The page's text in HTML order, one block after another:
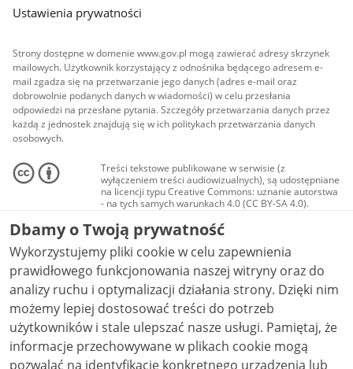
Ustawienia prywatności
Strony dostępne w domenie www.gov.pl mogą zawierać adresy skrzynek
mailowych. Użytkownik korzystający z odnośnika będącego adresem e-
mail zgadza się na przetwarzanie jego danych (adres e-mail oraz
dobrowolnie podanych danych w wiadomości) w celu przesłania
odpowiedzi na przesłane pytania. Szczegóły przetwarzania danych przez
każdą z jednostek znajdują się w ich politykach przetwarzania danych
osobowych.
Treści tekstowe publikowane w serwisie (z
wyłączeniem treści audiowizualnych), są udostępniane
na licencji typu Creative Commons: uznanie autorstwa
- na tych samych warunkach 4.0 (CC BY-SA 4.0).
Materiały audiowizualne, w tym zdjęcia, materiały
audio i wideo, są udostępniane na licencji typu
Creative Commons: uznanie autorstwa użycie
niekomercyjne - bez utworów zależnych 4.0 (CC BY-
NC-ND 4.0), o ile nie jest to stwierdzone inaczej.
Dbamy o Twoją prywatność
Wykorzystujemy pliki cookie w celu zapewnienia
prawidłowego funkcjonowania naszej witryny oraz do
analizy ruchu i optymalizacji działania strony. Dzięki nim
możemy lepiej dostosować treści do potrzeb
użytkowników i stale ulepszać nasze usługi. Pamiętaj, że
informacje przechowywane w plikach cookie mogą
pozwalać na identyfikację konkretnego urządzenia lub